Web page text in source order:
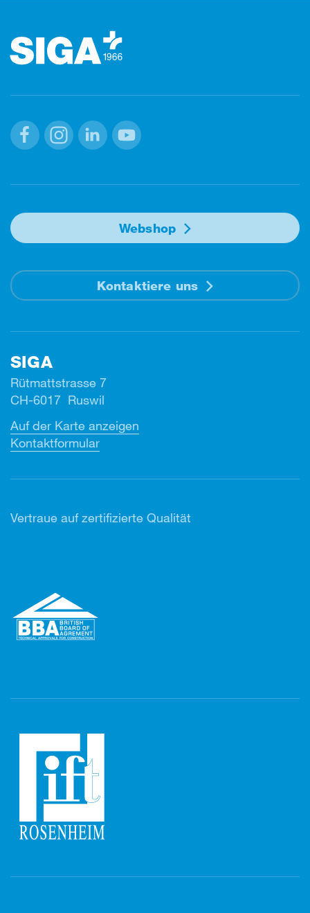
Webshop
Kontaktiere uns
SIGA
Rütmattstrasse 7
CH-6017 Ruswil
Auf der Karte anzeigen
Kontaktformular
Vertraue auf zertifizierte Qualität